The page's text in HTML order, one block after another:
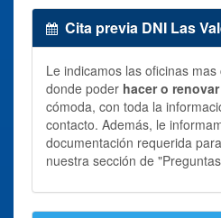
Cita previa DNI Las
Le indicamos las oficinas
donde poder hacer o
cómoda, con toda la
contacto. Además, le
documentación requerida
nuestra sección de